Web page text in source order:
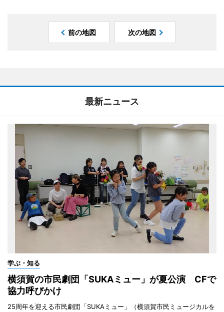
前の地図 次の地図
最新ニュース
学ぶ・知る
横須賀の市民劇団「SUKAミュー」が夏公演 CFで
協力呼びかけ
25周年を迎える市民劇団「SUKAミュー」（横須賀市民ミュージカルを